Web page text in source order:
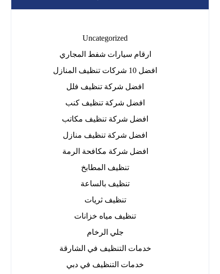
Uncategorized
ارقام سيارات شفط المجاري
افضل 10 شركات تنظيف المنازل
افضل شركة تنظيف فلل
افضل شركة تنظيف كنب
افضل شركة تنظيف مكاتب
افضل شركة تنظيف منازل
افضل شركة مكافحة الرمة
تنظيف المطابخ
تنظيف بالساعة
تنظيف ثريات
تنظيف مياه خزانات
جلي الرخام
خدمات التنظيف في الشارقة
خدمات التنظيف في دبي